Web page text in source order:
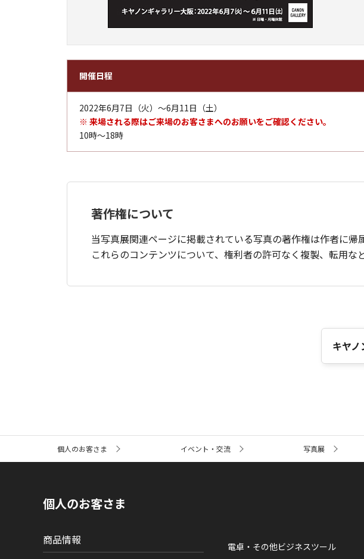
開催日程
2022年6月7日（火）～6月11日（土）
※ 来場される際はご来場のお客さまへのお願いをご確認ください。
10時～18時
著作権について
当写真展関連ページに掲載されている写真の著作権は作者に帰
これらのコンテンツについて、権利者の許可なく複製、転用な
キヤ
ト
個人のお客さま イベント・交流 写真展
個人のお客さま
商品情報 電卓・その他ビジネスツール